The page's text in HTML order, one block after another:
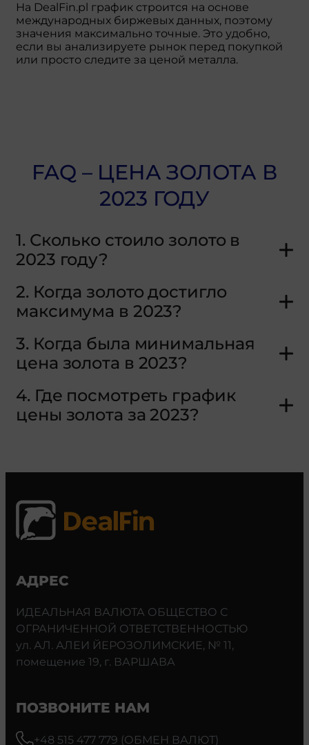
На DealFin.pl график строится на основе
международных биржевых данных, поэтому
значения максимально точные. Это удобно,
если вы анализируете рынок перед покупкой
или просто следите за ценой металла.
FAQ – ЦЕНА ЗОЛОТА В
2023 ГОДУ
1. Сколько стоило золото в
2023 году?
2. Когда золото достигло
максимума в 2023?
3. Когда была минимальная
цена золота в 2023?
4. Где посмотреть график
цены золота за 2023?
АДРЕС
ИДЕАЛЬНАЯ ВАЛЮТА ОБЩЕСТВО С
ОГРАНИЧЕННОЙ ОТВЕТСТВЕННОСТЬЮ
ул. АЛ. АЛЕИ ЙЕРОЗОЛИМСКИЕ, № 11,
помещение 19, г. ВАРШАВА
ПОЗВОНИТЕ НАМ
+48 515 477 779 (ОБМЕН ВАЛЮТ)